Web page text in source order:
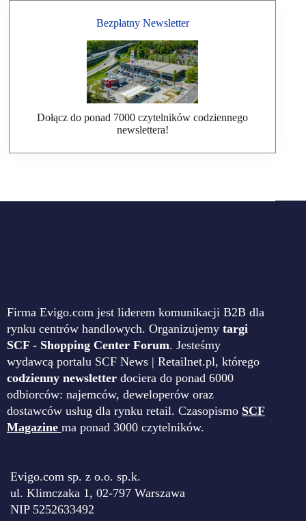
Bezpłatny Newsletter
Dołącz do ponad 7000 czytelników codziennego
newslettera!
Firma Evigo.com jest liderem komunikacji B2B dla
rynku centrów handlowych. Organizujemy targi
SCF - Shopping Center Forum. Jesteśmy
wydawcą portalu SCF News | Retailnet.pl, którego
codzienny newsletter dociera do ponad 6000
odbiorców: najemców, deweloperów oraz
dostawców usług dla rynku retail. Czasopismo SCF
Magazine ma ponad 3000 czytelników.
Evigo.com sp. z o.o. sp.k.
ul. Klimczaka 1, 02-797 Warszawa
NIP 5252633492